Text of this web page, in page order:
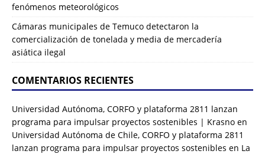
fenómenos meteorológicos
Cámaras municipales de Temuco detectaron la
comercialización de tonelada y media de mercadería
asiática ilegal
COMENTARIOS RECIENTES
Universidad Autónoma, CORFO y plataforma 2811 lanzan
programa para impulsar proyectos sostenibles | Krasno en
Universidad Autónoma de Chile, CORFO y plataforma 2811
lanzan programa para impulsar proyectos sostenibles en La